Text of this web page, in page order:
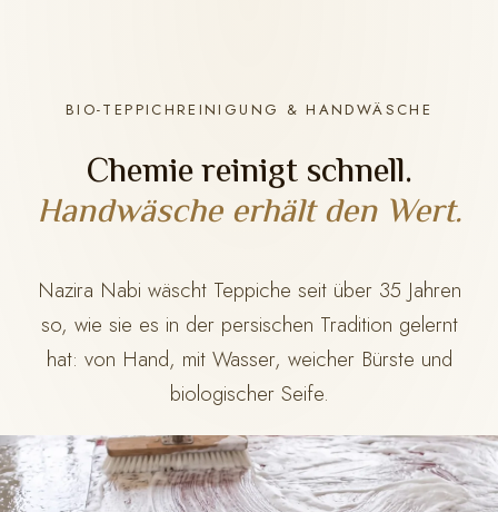
BIO-TEPPICHREINIGUNG & HANDWÄSCHE
Chemie reinigt schnell.
Handwäsche erhält den Wert.
Nazira Nabi wäscht Teppiche seit über 35 Jahren
so, wie sie es in der persischen Tradition gelernt
hat: von Hand, mit Wasser, weicher Bürste und
biologischer Seife.